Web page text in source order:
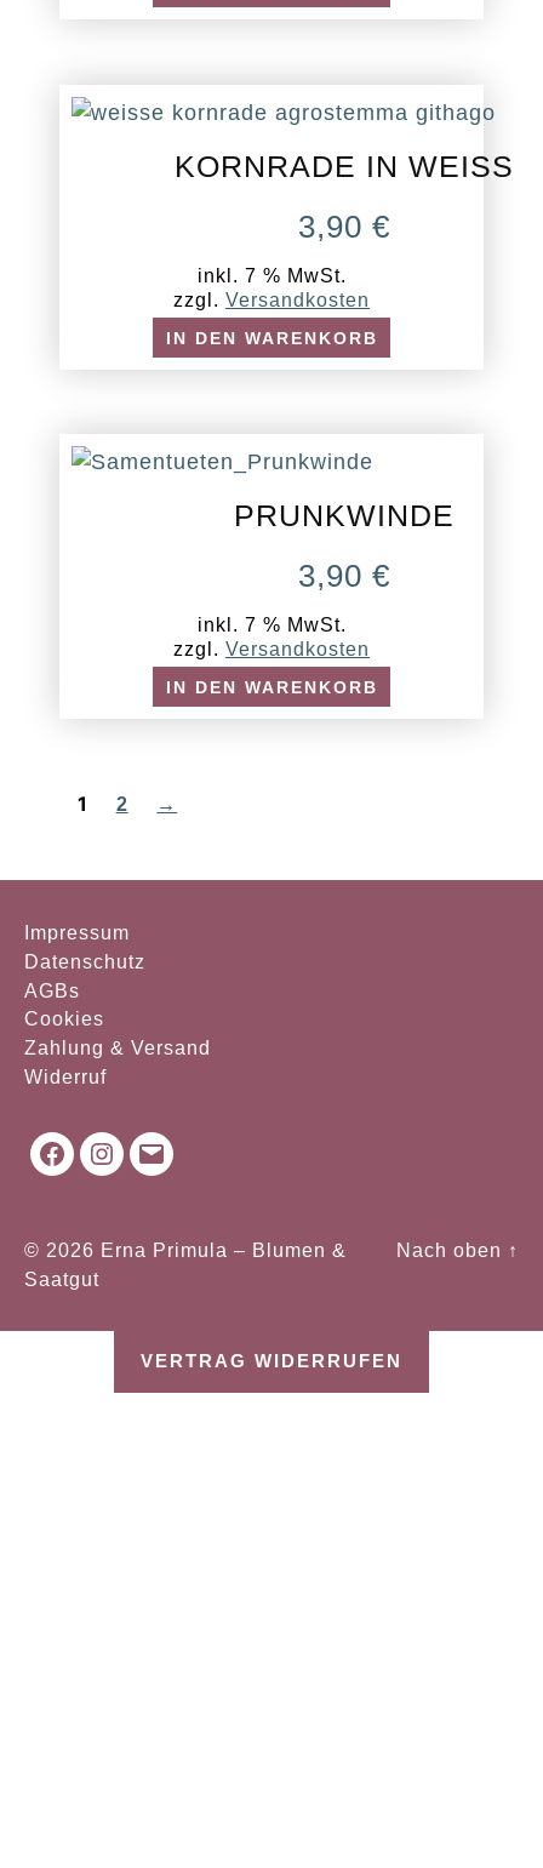
KORNRADE IN WEISS
3,90€
inkl. 7 % MwSt.
zzgl. Versandkosten
IN DEN WARENKORB
PRUNKWINDE
3,90€
inkl. 7 % MwSt.
zzgl. Versandkosten
IN DEN WARENKORB
1 2 →
Impressum
Datenschutz
AGBs
Cookies
Zahlung & Versand
Widerruf
Facebook
Instagram
Mail
© 2026 Erna Primula – Blumen &
Saatgut
Nach oben ↑
VERTRAG WIDERRUFEN